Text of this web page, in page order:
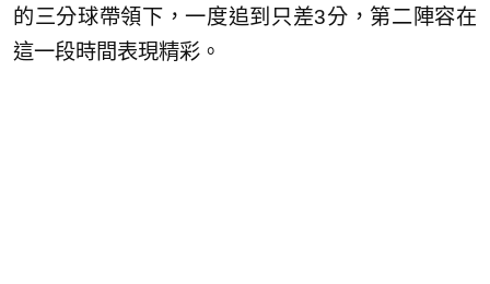
的三分球帶領下，一度追到只差3分，第二陣容在
這一段時間表現精彩。